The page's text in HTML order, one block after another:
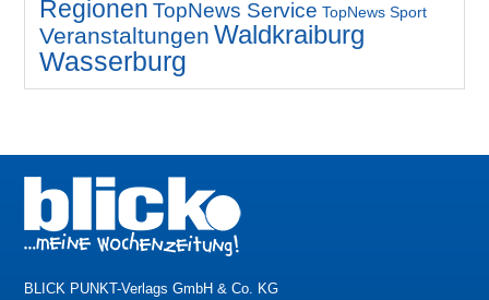
Regionen TopNews Service TopNews Sport
Veranstaltungen Waldkraiburg
Wasserburg
BLICK PUNKT-Verlags GmbH & Co. KG